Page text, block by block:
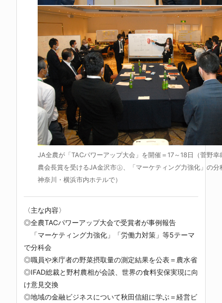
JA全農が「TACパワーアップ大会」を開催＝17～18日（菅野幸
農会長賞を受けるJA金沢市㊤、「マーケティング力強化」の分
神奈川・横浜市内ホテルで）
〈主な内容〉
◎全農TACパワーアップ大会で受賞者が事例報告
「マーケティング力強化」「労働力対策」等5テーマ
で分科会
◎職員や来庁者の野菜摂取量の測定結果を公表＝農水省
◎IFAD総裁と野村農相が会談、世界の食料安保実現に向
け意見交換
◎地域の金融ビジネスについて秋田信組に学ぶ＝経営ビ